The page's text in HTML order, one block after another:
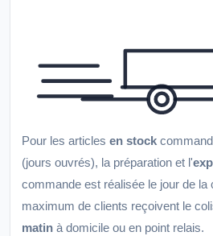
Pour les articles en stock
(jours ouvrés), la préparation et l'
commande est réalisée le jour de la
maximum de clients reçoivent le
matin à domicile ou en point relais.